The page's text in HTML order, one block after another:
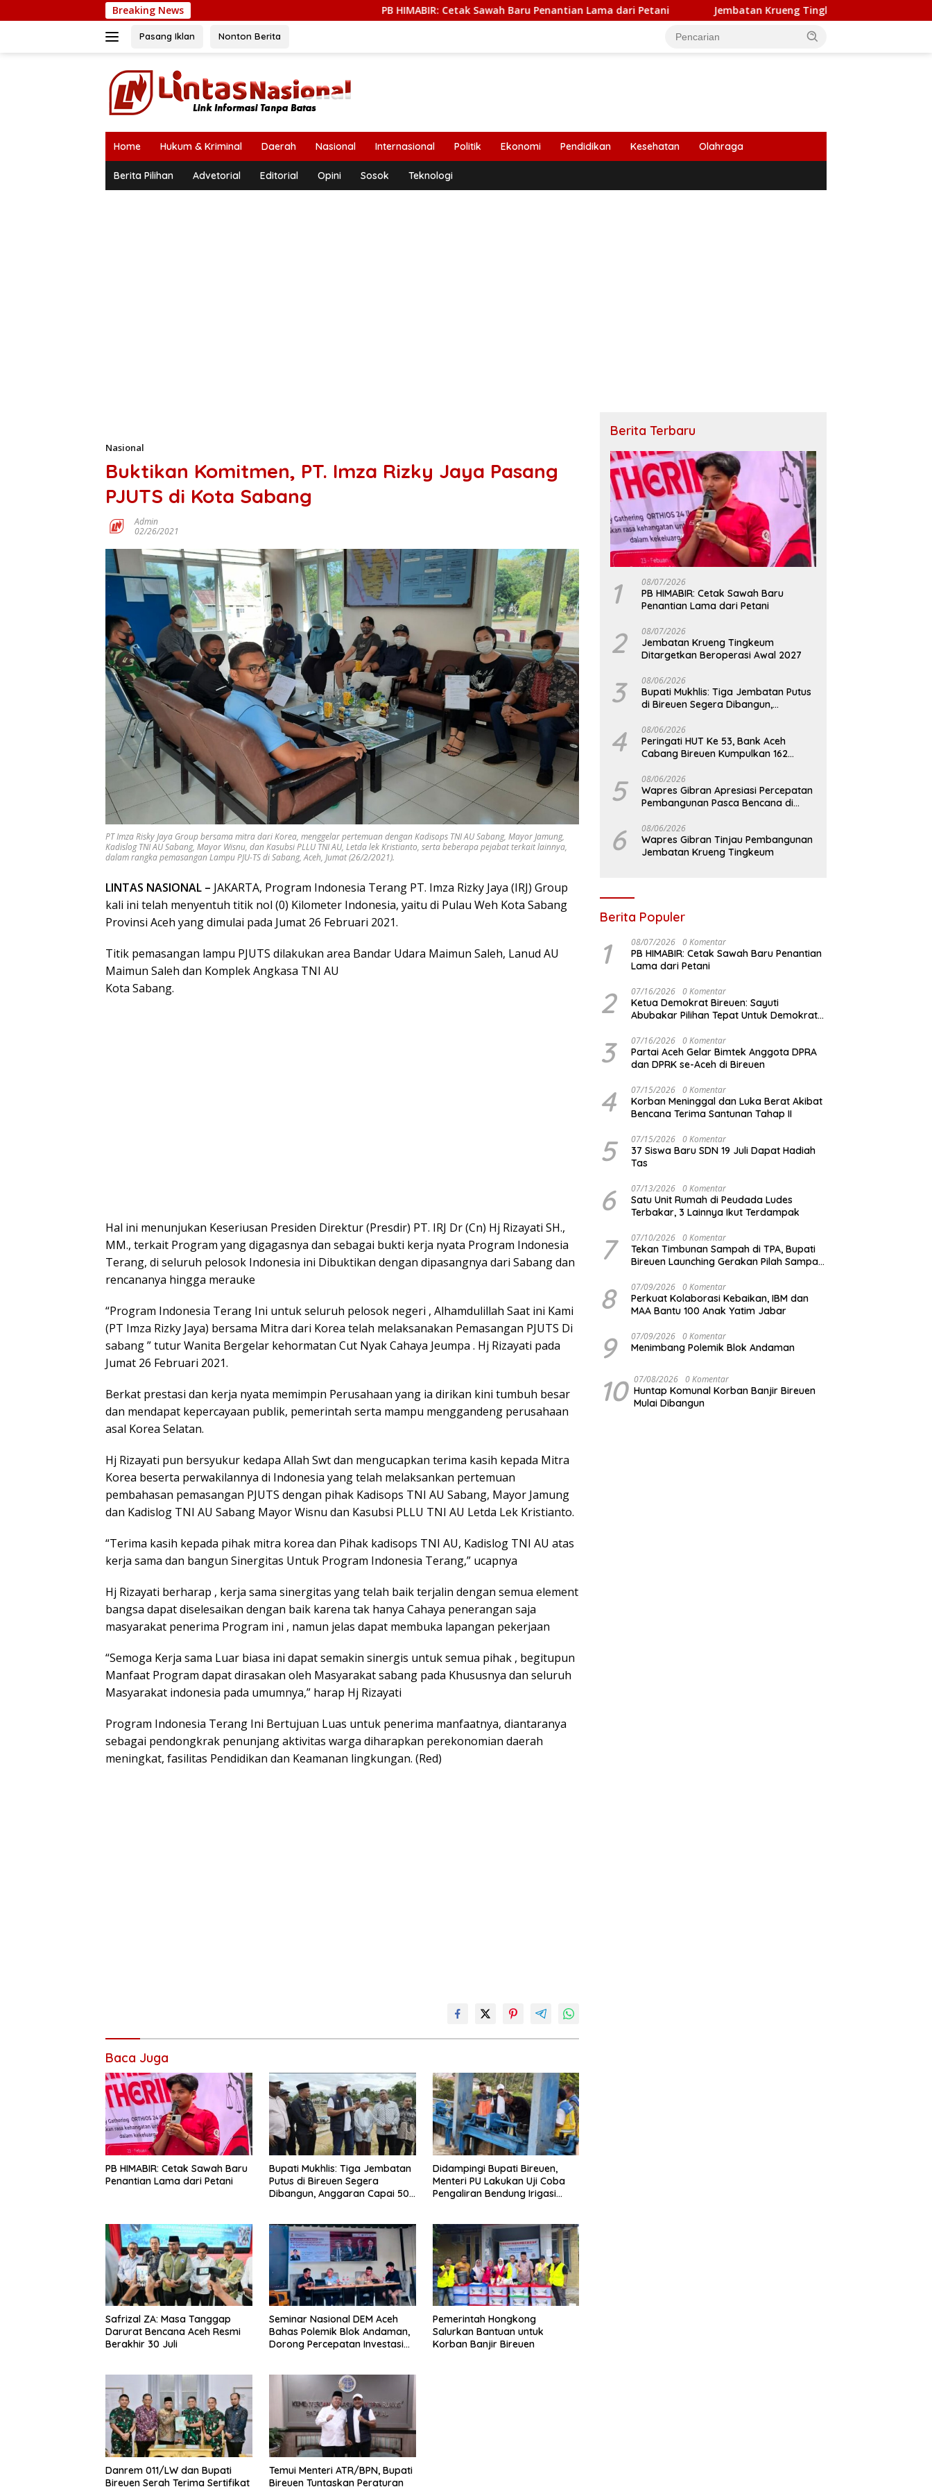
ke
Breaking News PB HIMABIR: Cetak Sawah Baru Penantian Lama dari Petani Jembatan Krueng Tingkeum Ditargetkan Beroperasi Awal
Pasang Iklan Nonton Berita
Home Hukum & Kriminal Daerah Nasional Internasional Politik Ekonomi Pendidikan Kesehatan Olahraga
Berita Pilihan Advetorial Editorial Opini Sosok Teknologi
Nasional
Buktikan Komitmen, PT. Imza Rizky Jaya Pasang
PJUTS di Kota Sabang
Admin
02/26/2021
PT Imza Risky Jaya Group bersama mitra dari Korea, menggelar pertemuan dengan Kadisops TNI AU Sabang, Mayor Jamung,
Kadislog TNI AU Sabang, Mayor Wisnu, dan Kasubsi PLLU TNI AU, Letda lek Kristianto, serta beberapa pejabat terkait lainnya,
dalam rangka pemasangan Lampu PJU-TS di Sabang, Aceh, Jumat (26/2/2021).
LINTAS NASIONAL – JAKARTA, Program Indonesia Terang PT. Imza Rizky Jaya (IRJ) Group
kali ini telah menyentuh titik nol (0) Kilometer Indonesia, yaitu di Pulau Weh Kota Sabang
Provinsi Aceh yang dimulai pada Jumat 26 Februari 2021.
Titik pemasangan lampu PJUTS dilakukan area Bandar Udara Maimun Saleh, Lanud AU
Maimun Saleh dan Komplek Angkasa TNI AU
Kota Sabang.
Hal ini menunjukan Keseriusan Presiden Direktur (Presdir) PT. IRJ Dr (Cn) Hj Rizayati SH.,
MM., terkait Program yang digagasnya dan sebagai bukti kerja nyata Program Indonesia
Terang, di seluruh pelosok Indonesia ini Dibuktikan dengan dipasangnya dari Sabang dan
rencananya hingga merauke
“Program Indonesia Terang Ini untuk seluruh pelosok negeri , Alhamdulillah Saat ini Kami
(PT Imza Rizky Jaya) bersama Mitra dari Korea telah melaksanakan Pemasangan PJUTS Di
sabang ” tutur Wanita Bergelar kehormatan Cut Nyak Cahaya Jeumpa . Hj Rizayati pada
Jumat 26 Februari 2021.
Berkat prestasi dan kerja nyata memimpin Perusahaan yang ia dirikan kini tumbuh besar
dan mendapat kepercayaan publik, pemerintah serta mampu menggandeng perusahaan
asal Korea Selatan.
Hj Rizayati pun bersyukur kedapa Allah Swt dan mengucapkan terima kasih kepada Mitra
Korea beserta perwakilannya di Indonesia yang telah melaksankan pertemuan
pembahasan pemasangan PJUTS dengan pihak Kadisops TNI AU Sabang, Mayor Jamung
dan Kadislog TNI AU Sabang Mayor Wisnu dan Kasubsi PLLU TNI AU Letda Lek Kristianto.
“Terima kasih kepada pihak mitra korea dan Pihak kadisops TNI AU, Kadislog TNI AU atas
kerja sama dan bangun Sinergitas Untuk Program Indonesia Terang,” ucapnya
Hj Rizayati berharap , kerja sama sinergitas yang telah baik terjalin dengan semua element
bangsa dapat diselesaikan dengan baik karena tak hanya Cahaya penerangan saja
masyarakat penerima Program ini , namun jelas dapat membuka lapangan pekerjaan
“Semoga Kerja sama Luar biasa ini dapat semakin sinergis untuk semua pihak , begitupun
Manfaat Program dapat dirasakan oleh Masyarakat sabang pada Khususnya dan seluruh
Masyarakat indonesia pada umumnya,” harap Hj Rizayati
Program Indonesia Terang Ini Bertujuan Luas untuk penerima manfaatnya, diantaranya
sebagai pendongkrak penunjang aktivitas warga diharapkan perekonomian daerah
meningkat, fasilitas Pendidikan dan Keamanan lingkungan. (Red)
Baca Juga
PB HIMABIR: Cetak Sawah Baru
Penantian Lama dari Petani
Bupati Mukhlis: Tiga Jembatan
Putus di Bireuen Segera
Dibangun, Anggaran Capai 500
Didampingi Bupati Bireuen,
Menteri PU Lakukan Uji Coba
Pengaliran Bendung Irigasi
Safrizal ZA: Masa Tanggap
Darurat Bencana Aceh Resmi
Berakhir 30 Juli
Seminar Nasional DEM Aceh
Bahas Polemik Blok Andaman,
Dorong Percepatan Investasi
Pemerintah Hongkong
Salurkan Bantuan untuk
Korban Banjir Bireuen
Danrem 011/LW dan Bupati
Bireuen Serah Terima Sertifikat
Temui Menteri ATR/BPN, Bupati
Bireuen Tuntaskan Peraturan
Berita Terbaru
1 08/07/2026
PB HIMABIR: Cetak Sawah Baru
Penantian Lama dari Petani
2 08/07/2026
Jembatan Krueng Tingkeum
Ditargetkan Beroperasi Awal 2027
3 08/06/2026
Bupati Mukhlis: Tiga Jembatan Putus
di Bireuen Segera Dibangun,
4 08/06/2026
Peringati HUT Ke 53, Bank Aceh
Cabang Bireuen Kumpulkan 162
5 08/06/2026
Wapres Gibran Apresiasi Percepatan
Pembangunan Pasca Bencana di
6 08/06/2026
Wapres Gibran Tinjau Pembangunan
Jembatan Krueng Tingkeum
Berita Populer
1 08/07/2026 0 Komentar
PB HIMABIR: Cetak Sawah Baru Penantian
Lama dari Petani
2 07/16/2026 0 Komentar
Ketua Demokrat Bireuen: Sayuti
Abubakar Pilihan Tepat Untuk Demokrat
3 07/16/2026 0 Komentar
Partai Aceh Gelar Bimtek Anggota DPRA
dan DPRK se-Aceh di Bireuen
4 07/15/2026 0 Komentar
Korban Meninggal dan Luka Berat Akibat
Bencana Terima Santunan Tahap II
5 07/15/2026 0 Komentar
37 Siswa Baru SDN 19 Juli Dapat Hadiah
Tas
6 07/13/2026 0 Komentar
Satu Unit Rumah di Peudada Ludes
Terbakar, 3 Lainnya Ikut Terdampak
7 07/10/2026 0 Komentar
Tekan Timbunan Sampah di TPA, Bupati
Bireuen Launching Gerakan Pilah Sampah
8 07/09/2026 0 Komentar
Perkuat Kolaborasi Kebaikan, IBM dan
MAA Bantu 100 Anak Yatim Jabar
9 07/09/2026 0 Komentar
Menimbang Polemik Blok Andaman
10 07/08/2026 0 Komentar
Huntap Komunal Korban Banjir Bireuen
Mulai Dibangun